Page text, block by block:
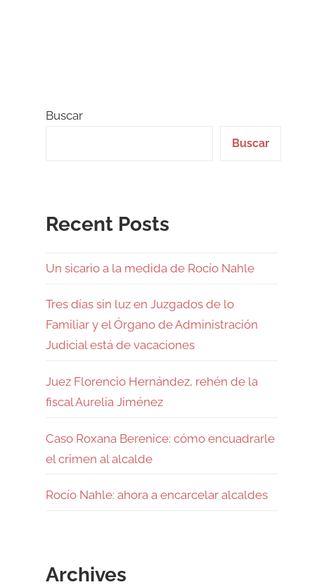
Buscar
Buscar
Recent Posts
Un sicario a la medida de Rocío Nahle
Tres días sin luz en Juzgados de lo
Familiar y el Órgano de Administración
Judicial está de vacaciones
Juez Florencio Hernández, rehén de la
fiscal Aurelia Jiménez
Caso Roxana Berenice: cómo encuadrarle
el crimen al alcalde
Rocío Nahle: ahora a encarcelar alcaldes
Archives